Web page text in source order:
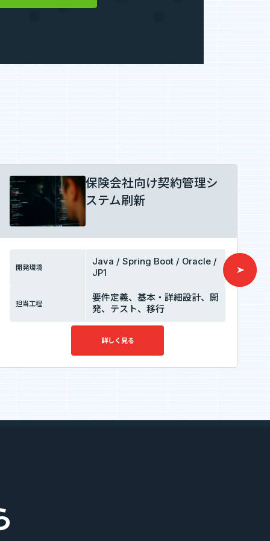
保険会社向け契約管理シ
ステム刷新
開発環境
Java / Spring Boot / Oracle /
JP1
担当工程
要件定義、基本・詳細設計、開
発、テスト、移行
詳しく見る